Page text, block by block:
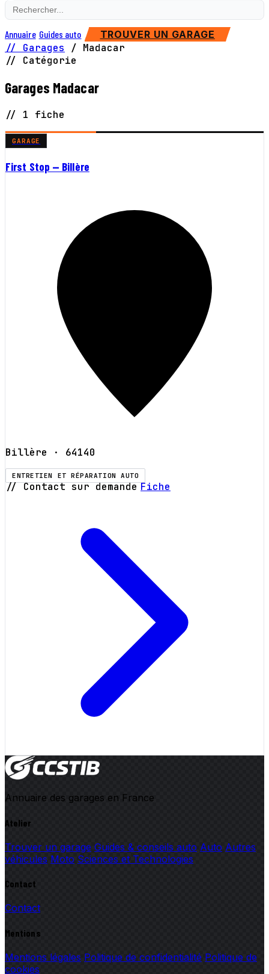
Annuaire Guides auto TROUVER UN GARAGE
// Garages / Madacar
// Catégorie
Garages Madacar
// 1 fiche
GARAGE
First Stop — Billère
Billère · 64140
ENTRETIEN ET RÉPARATION AUTO
// Contact sur demande Fiche
Annuaire des garages en France
Atelier
Trouver un garage Guides & conseils auto Auto Autres
véhicules Moto Sciences et Technologies
Contact
Contact
Mentions
Mentions légales Politique de confidentialité Politique de
cookies